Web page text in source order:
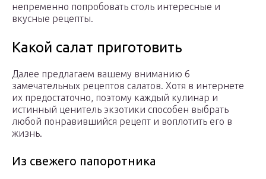
непременно попробовать столь интересные и
вкусные рецепты.
Какой салат приготовить
Далее предлагаем вашему вниманию 6
замечательных рецептов салатов. Хотя в интернете
их предостаточно, поэтому каждый кулинар и
истинный ценитель экзотики способен выбрать
любой понравившийся рецепт и воплотить его в
жизнь.
Из свежего папоротника